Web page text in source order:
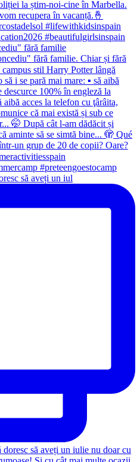
fără familie
să aveți un iul